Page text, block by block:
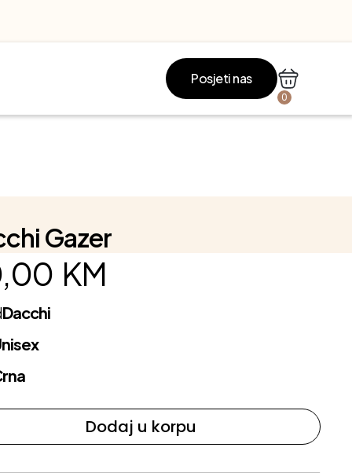
Posjeti nas
0
Gazer
KM
Dacchi
Dodaj u korpu